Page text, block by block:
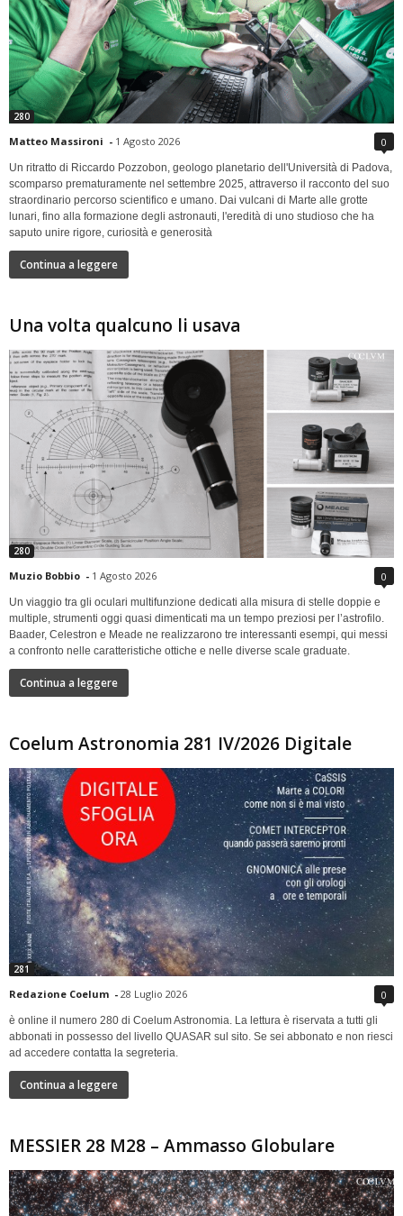
280
Matteo Massironi - 1 Agosto 2026 0
Un ritratto di Riccardo Pozzobon, geologo planetario dell'Università di Padova,
scomparso prematuramente nel settembre 2025, attraverso il racconto del suo
straordinario percorso scientifico e umano. Dai vulcani di Marte alle grotte
lunari, fino alla formazione degli astronauti, l'eredità di uno studioso che ha
saputo unire rigore, curiosità e generosità
Continua a leggere
Una volta qualcuno li usava
280
Muzio Bobbio - 1 Agosto 2026 0
Un viaggio tra gli oculari multifunzione dedicati alla misura di stelle doppie e
multiple, strumenti oggi quasi dimenticati ma un tempo preziosi per l’astrofilo.
Baader, Celestron e Meade ne realizzarono tre interessanti esempi, qui messi
a confronto nelle caratteristiche ottiche e nelle diverse scale graduate.
Continua a leggere
Coelum Astronomia 281 IV/2026 Digitale
281
Redazione Coelum - 28 Luglio 2026 0
è online il numero 280 di Coelum Astronomia. La lettura è riservata a tutti gli
abbonati in possesso del livello QUASAR sul sito. Se sei abbonato e non riesci
ad accedere contatta la segreteria.
Continua a leggere
MESSIER 28 M28 – Ammasso Globulare